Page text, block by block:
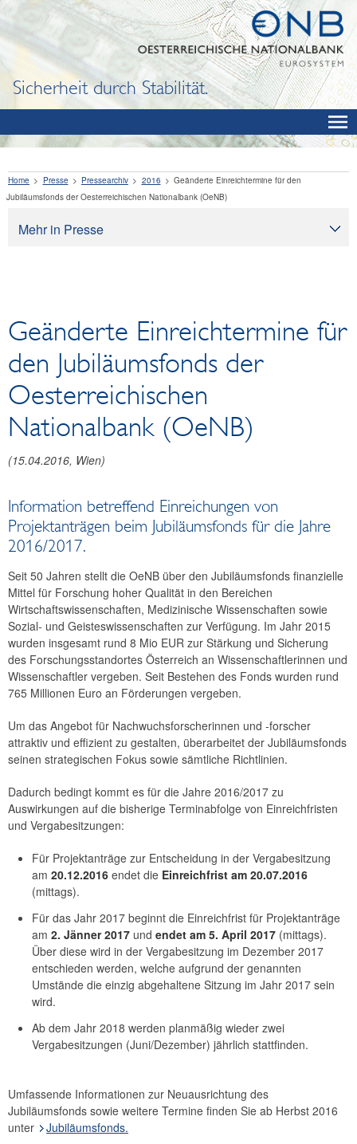
Sicherheit durch Stabilität.
Mehr in Presse
OeNB-Blog
OeNB-Podcast
Reden und Präsentationen
Berichte
Infografiken
Fotos
Home Presse Pressearchiv 2016
Geänderte Einreichtermine für den
Jubiläumsfonds der Oesterreichischen Nationalbank (OeNB)
Geänderte Einreichtermine für
den Jubiläumsfonds der
Oesterreichischen
Nationalbank (OeNB)
(15.04.2016, Wien)
Information betreffend Einreichungen von
Projektanträgen beim Jubiläumsfonds für die Jahre
2016/2017.
Seit 50 Jahren stellt die OeNB über den Jubiläumsfonds finanzielle
Mittel für Forschung hoher Qualität in den Bereichen
Wirtschaftswissenschaften, Medizinische Wissenschaften sowie
Sozial- und Geisteswissenschaften zur Verfügung. Im Jahr 2015
wurden insgesamt rund 8 Mio EUR zur Stärkung und Sicherung
des Forschungsstandortes Österreich an Wissenschaftlerinnen und
Wissenschaftler vergeben. Seit Bestehen des Fonds wurden rund
765 Millionen Euro an Förderungen vergeben.
Um das Angebot für Nachwuchsforscherinnen und -forscher
attraktiv und effizient zu gestalten, überarbeitet der Jubiläumsfonds
seinen strategischen Fokus sowie sämtliche Richtlinien.
Dadurch bedingt kommt es für die Jahre 2016/2017 zu
Auswirkungen auf die bisherige Terminabfolge von Einreichfristen
und Vergabesitzungen:
Für Projektanträge zur Entscheidung in der Vergabesitzung
am 20.12.2016 endet die Einreichfrist am 20.07.2016
(mittags).
Für das Jahr 2017 beginnt die Einreichfrist für Projektanträge
am 2. Jänner 2017 und endet am 5. April 2017 (mittags).
Über diese wird in der Vergabesitzung im Dezember 2017
entschieden werden, welche aufgrund der genannten
Umstände die einzig abgehaltene Sitzung im Jahr 2017 sein
wird.
Ab dem Jahr 2018 werden planmäßig wieder zwei
Vergabesitzungen (Juni/Dezember) jährlich stattfinden.
Umfassende Informationen zur Neuausrichtung des
Jubiläumsfonds sowie weitere Termine finden Sie ab Herbst 2016
unter
Jubiläumsfonds.